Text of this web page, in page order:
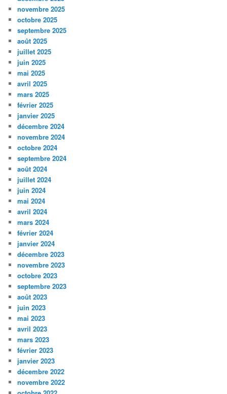
novembre 2025
octobre 2025
septembre 2025
août 2025
juillet 2025
juin 2025
mai 2025
avril 2025
mars 2025
février 2025
janvier 2025
décembre 2024
novembre 2024
octobre 2024
septembre 2024
août 2024
juillet 2024
juin 2024
mai 2024
avril 2024
mars 2024
février 2024
janvier 2024
décembre 2023
novembre 2023
octobre 2023
septembre 2023
août 2023
juin 2023
mai 2023
avril 2023
mars 2023
février 2023
janvier 2023
décembre 2022
novembre 2022